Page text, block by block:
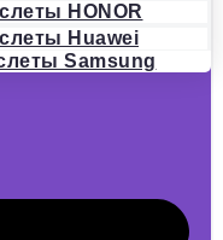
HONOR
Huawei
Samsung